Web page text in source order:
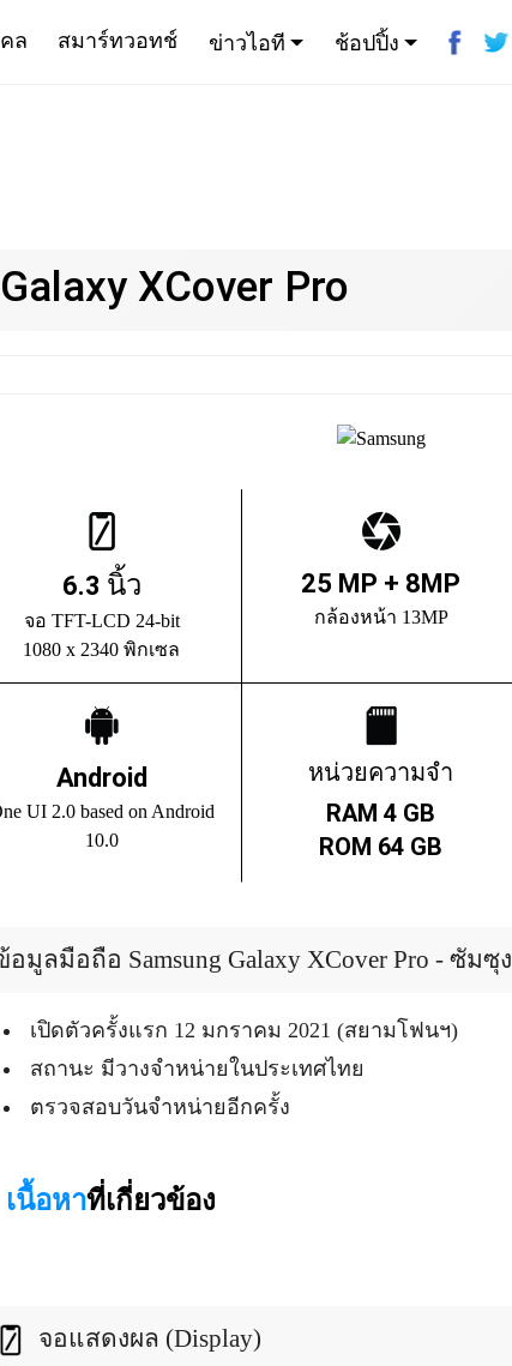
ล สมาร์ทวอทช์ ข่าวไอที ช้อปปิ้ง
XCover Pro
6.3 นิ้ว
จอ TFT-LCD 24-bit
1080 x 2340 พิกเซล
25 MP + 8MP
กล้องหน้า 13MP
Android
UI 2.0 based on Android
10.0
หน่วยความจำ
RAM 4 GB
ROM 64 GB
อมูลมือถือ Samsung Galaxy XCover Pro - ซัมซุง
เปิดตัวครั้งแรก 12 มกราคม 2021 (สยามโฟนฯ)
สถานะ มีวางจำหน่ายในประเทศไทย
ตรวจสอบวันจำหน่ายอีกครั้ง
เนื้อหาที่เกี่ยวข้อง
จอแสดงผล (Display)